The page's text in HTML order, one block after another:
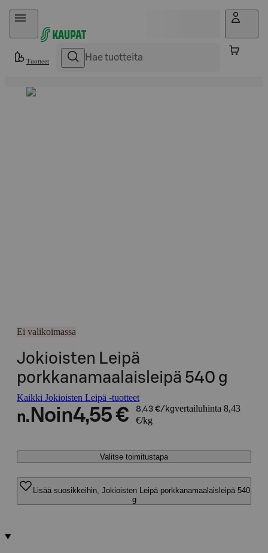
Hyppää sisältöön
Tuotteet
Ei valikoimassa
Jokioisten Leipä
porkkanamaalaisleipä 540 g
Kaikki Jokioisten Leipä -tuotteet
n. Noin4,55 € 8,43 €/kgvertailuhinta 8,43
€/kg
Valitse toimitustapa
Lisää suosikkeihin, Jokioisten Leipä porkkanamaalaisleipä 540
g